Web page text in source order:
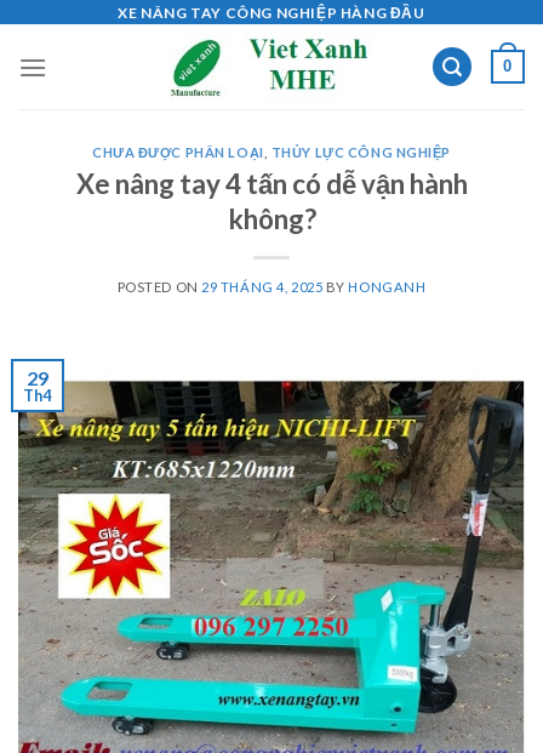
content
XE NÂNG TAY CÔNG NGHIỆP HÀNG ĐẦU
0
CHƯA ĐƯỢC PHÂN LOẠI THỦY LỰC CÔNG NGHIỆP
Xe nâng tay 4 tấn có dễ vận hành
không?
POSTED ON 29 THÁNG 4, 2025 BYHONGANH
29
Th4